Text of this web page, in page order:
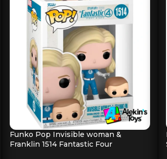
Funko Pop Invisible woman &
Franklin 1514 Fantastic Four